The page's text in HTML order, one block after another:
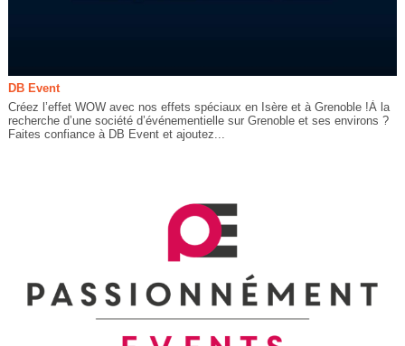
DB Event
Créez l’effet WOW avec nos effets spéciaux en Isère et à Grenoble !À la
recherche d’une société d’événementielle sur Grenoble et ses environs ?
Faites confiance à DB Event et ajoutez...